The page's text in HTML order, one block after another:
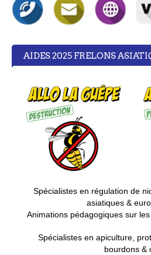
AIDES 2025 FRELONS
Spécialistes en régulation de
asiatiques &
Animations pédagogiques sur
Spécialistes en apiculture,
bourdons &